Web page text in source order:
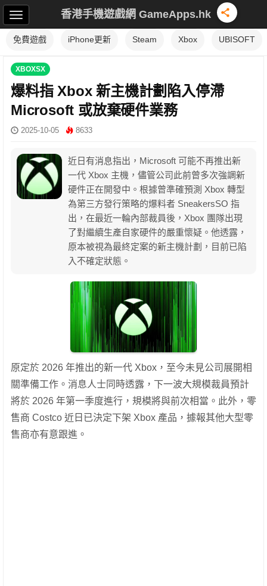
香港手機遊戲網 GameApps.hk
免費遊戲 iPhone更新 Steam Xbox UBISOFT
XBOXSX
爆料指 Xbox 新主機計劃陷入停滯
Microsoft 或放棄硬件業務
2025-10-05 8633
近日有消息指出，Microsoft 可能不再推出新
一代 Xbox 主機，儘管公司此前曾多次強調新
硬件正在開發中。根據曾準確預測 Xbox 轉型
為第三方發行策略的爆料者 SneakersSO 指
出，在最近一輪內部裁員後，Xbox 團隊出現
了對繼續生產自家硬件的嚴重懷疑。他透露，
原本被視為最終定案的新主機計劃，目前已陷
入不確定狀態。
原定於 2026 年推出的新一代 Xbox，至今未見公司展開相
關準備工作。消息人士同時透露，下一波大規模裁員預計
將於 2026 年第一季度進行，規模將與前次相當。此外，零
售商 Costco 近日已決定下架 Xbox 產品，據報其他大型零
售商亦有意跟進。